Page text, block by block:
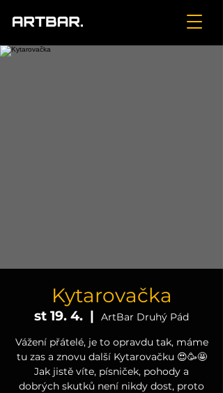
Kytarovačka
st 19. 4.
  |
ArtBar Druhý Pád
Vážení přátelé, je to opravdu tak, máme
tu zas a znovu další Kytarovačku 😍🥳🤩
Jak jistě víte, písniček, pohody a
dobrých skutků není nikdy dost, proto